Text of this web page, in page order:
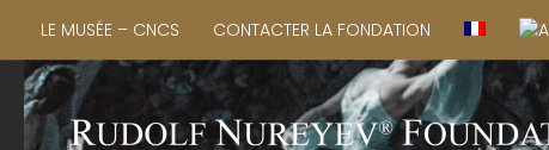
LE MUSÉE – CNCS CONTACTER LA FONDATION